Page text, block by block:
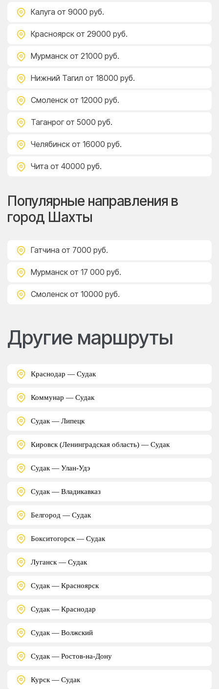
Калуга от 9000 руб.
Красноярск от 29000 руб.
Мурманск от 21000 руб.
Нижний Тагил от 18000 руб.
Смоленск от 12000 руб.
Таганрог от 5000 руб.
Челябинск от 16000 руб.
Чита от 40000 руб.
Популярные направления в
город Шахты
Гатчина от 7000 руб.
Мурманск от 17 000 руб.
Смоленск от 10000 руб.
Другие маршруты
Краснодар — Судак
Коммунар — Судак
Судак — Липецк
Кировск (Ленинградская область) — Судак
Судак — Улан-Удэ
Судак — Владикавказ
Белгород — Судак
Бокситогорск — Судак
Луганск — Судак
Судак — Красноярск
Судак — Краснодар
Судак — Волжский
Судак — Ростов-на-Дону
Курск — Судак